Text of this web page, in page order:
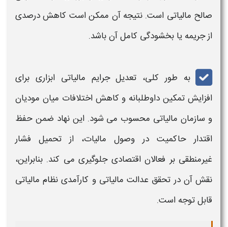
صالح مالیاتی است. نتیجه آن ممکن است کاهش درصدی
از جریمه یا بخشودگی کامل آن باشد.
به طور کلی، تعدیل جرایم مالیاتی ابزاری برای
افزایش تمکین داوطلبانه و کاهش اختلافات میان مودیان
و سازمان مالیاتی محسوب می‌ شود. این نهاد ضمن حفظ
اقتدار حاکمیت در وصول مالیات، از تحمیل فشار
غیرمنطقی بر فعالان اقتصادی جلوگیری می‌ کند. بنابراین،
نقش آن در تحقق عدالت مالیاتیو کارآمدی نظام مالیاتی
قابل توجه است.